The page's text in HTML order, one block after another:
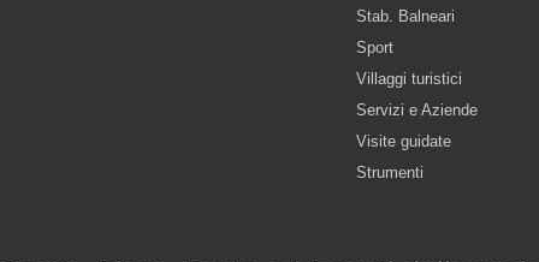
Stab. Balneari
Sport
Villaggi turistici
Servizi e Aziende
Visite guidate
Strumenti